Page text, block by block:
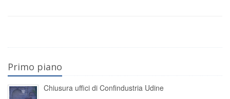
Primo piano
Chiusura uffici di Confindustria Udine